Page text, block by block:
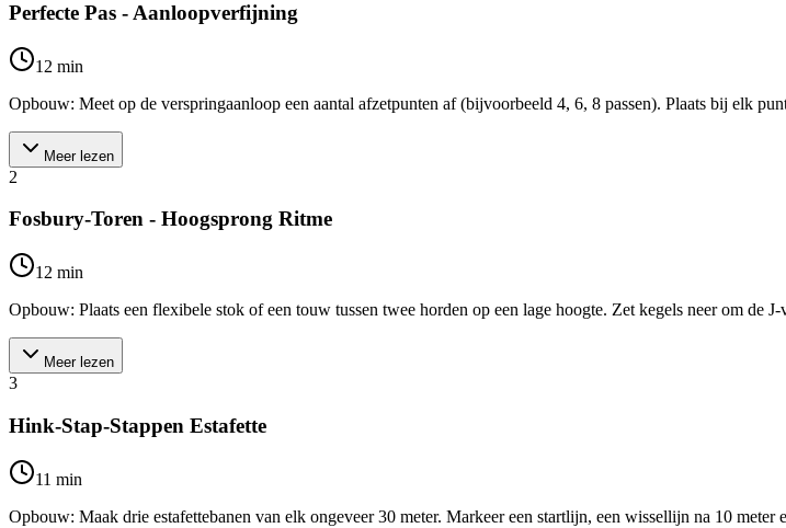
Perfecte Pas - Aanloopverfijning
12 min
Opbouw: Meet op de verspringaanloop een aantal afzetpunten af (bijvoorbeeld 4, 6, 8 passen). Plaats bij elk
Meer lezen
2
Fosbury-Toren - Hoogsprong Ritme
12 min
Opbouw: Plaats een flexibele stok of een touw tussen twee horden op een lage hoogte. Zet kegels neer om de
Meer lezen
3
Hink-Stap-Stappen Estafette
11 min
Opbouw: Maak drie estafettebanen van elk ongeveer 30 meter. Markeer een startlijn, een wissellijn na 10